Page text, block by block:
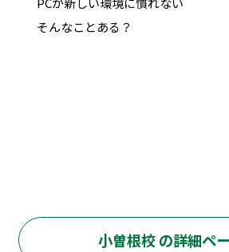
そんなことある？
小曽根校 の詳細ペ